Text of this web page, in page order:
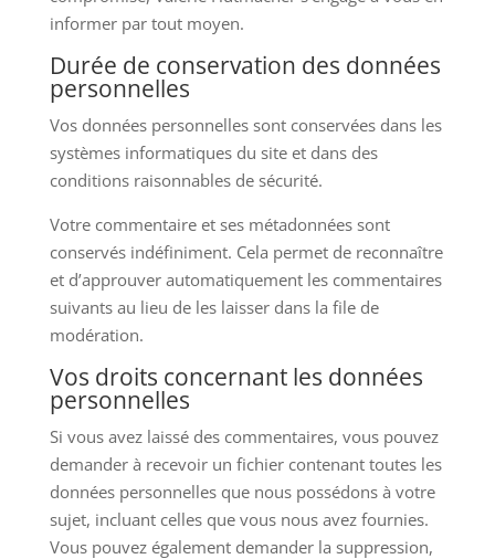
informer par tout moyen.
Durée de conservation des données
personnelles
Vos données personnelles sont conservées dans les
systèmes informatiques du site et dans des
conditions raisonnables de sécurité.
Votre commentaire et ses métadonnées sont
conservés indéfiniment. Cela permet de reconnaître
et d’approuver automatiquement les commentaires
suivants au lieu de les laisser dans la file de
modération.
Vos droits concernant les données
personnelles
Si vous avez laissé des commentaires, vous pouvez
demander à recevoir un fichier contenant toutes les
données personnelles que nous possédons à votre
sujet, incluant celles que vous nous avez fournies.
Vous pouvez également demander la suppression,